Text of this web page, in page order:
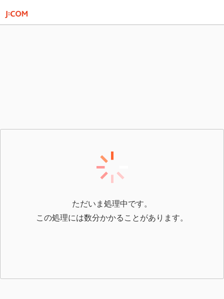
ただいま処理中です。
この処理には数分かかることがあります。